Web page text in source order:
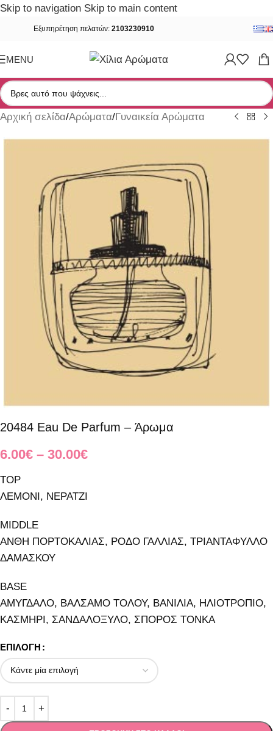
Skip to navigation Skip to main content
Εξυπηρέτηση πελατών: 2103230910
MENU
Αρχική σελίδα/Αρώματα/Γυναικεία Αρώματα
20484 Eau De Parfum – Άρωμα
6.00€ – 30.00€
TOP
ΛΕΜΟΝΙ, ΝΕΡΑΤΖΙ
MIDDLE
ΑΝΘΗ ΠΟΡΤΟΚΑΛΙΑΣ, ΡΟΔΟ ΓΑΛΛΙΑΣ, ΤΡΙΑΝΤΑΦΥΛΛΟ
ΔΑΜΑΣΚΟΥ
BASE
ΑΜΥΓΔΑΛΟ, ΒΑΛΣΑΜΟ ΤΟΛΟΥ, ΒΑΝΙΛΙΑ, ΗΛΙΟΤΡΟΠΙΟ,
ΚΑΣΜΗΡΙ, ΣΑΝΔΑΛΟΞΥΛΟ, ΣΠΟΡΟΣ ΤΟΝΚΑ
ΕΠΙΛΟΓΉ